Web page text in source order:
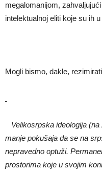
megalomanijom,
intelektualnoj eliti koje su ih
Mogli bismo, dakle,
Velikosrpska ideologija
manje pokušaja da se na
nepravedno optuži.
prostorima koje u svojim